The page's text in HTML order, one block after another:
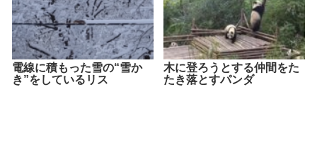
電線に積もった雪の“雪か
き”をしているリス
木に登ろうとする仲間をた
たき落とすパンダ